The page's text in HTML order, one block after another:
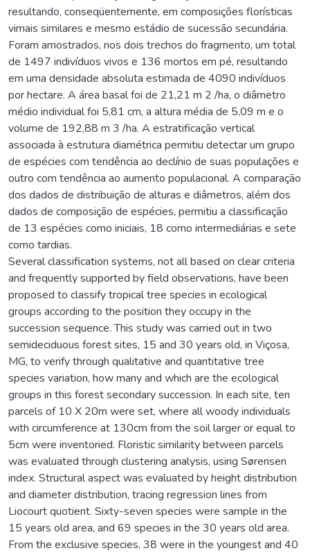
resultando, conseqüentemente, em composições florísticas
vimais similares e mesmo estádio de sucessão secundária.
Foram amostrados, nos dois trechos do fragmento, um total
de 1497 indivíduos vivos e 136 mortos em pé, resultando
em uma densidade absoluta estimada de 4090 indivíduos
por hectare. A área basal foi de 21,21 m 2 /ha, o diâmetro
médio individual foi 5,81 cm, a altura média de 5,09 m e o
volume de 192,88 m 3 /ha. A estratificação vertical
associada à estrutura diamétrica permitiu detectar um grupo
de espécies com tendência ao declínio de suas populações e
outro com tendência ao aumento populacional. A comparação
dos dados de distribuição de alturas e diâmetros, além dos
dados de composição de espécies, permitiu a classificação
de 13 espécies como iniciais, 18 como intermediárias e sete
como tardias.
Several classification systems, not all based on clear criteria
and frequently supported by field observations, have been
proposed to classify tropical tree species in ecological
groups according to the position they occupy in the
succession sequence. This study was carried out in two
semideciduous forest sites, 15 and 30 years old, in Viçosa,
MG, to verify through qualitative and quantitative tree
species variation, how many and which are the ecological
groups in this forest secondary succession. In each site, ten
parcels of 10 X 20m were set, where all woody individuals
with circumference at 130cm from the soil larger or equal to
5cm were inventoried. Floristic similarity between parcels
was evaluated through clustering analysis, using Sørensen
index. Structural aspect was evaluated by height distribution
and diameter distribution, tracing regression lines from
Liocourt quotient. Sixty-seven species were sample in the
15 years old area, and 69 species in the 30 years old area.
From the exclusive species, 38 were in the youngest and 40